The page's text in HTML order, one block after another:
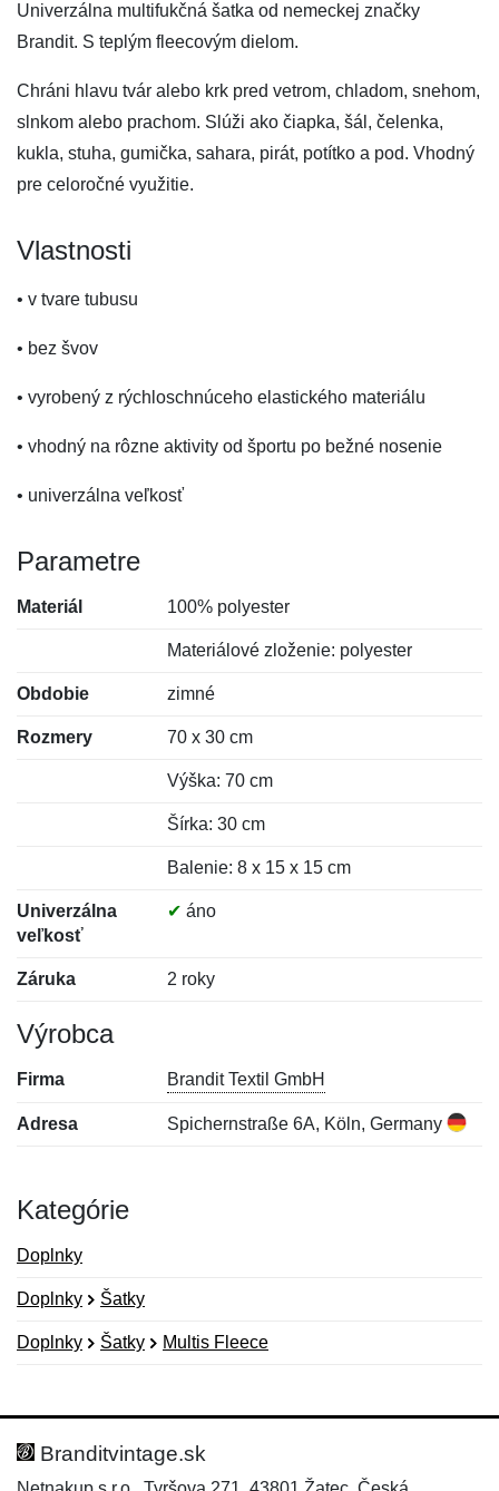
Univerzálna multifukčná šatka od nemeckej značky
Brandit. S teplým fleecovým dielom.
Chráni hlavu tvár alebo krk pred vetrom, chladom, snehom,
slnkom alebo prachom. Slúži ako čiapka, šál, čelenka,
kukla, stuha, gumička, sahara, pirát, potítko a pod. Vhodný
pre celoročné využitie.
Vlastnosti
• v tvare tubusu
• bez švov
• vyrobený z rýchloschnúceho elastického materiálu
• vhodný na rôzne aktivity od športu po bežné nosenie
• univerzálna veľkosť
Parametre
Materiál 100% polyester
Materiálové zloženie: polyester
Obdobie zimné
Rozmery 70 x 30 cm
Výška: 70 cm
Šírka: 30 cm
Balenie: 8 x 15 x 15 cm
Univerzálna
veľkosť
✔ áno
Záruka 2 roky
Výrobca
Firma Brandit Textil GmbH
Adresa Spichernstraße 6A, Köln, Germany
Kategórie
Doplnky
Doplnky Šatky
Doplnky Šatky Multis Fleece
Hodnotenie:
Meno:
Branditvintage.sk